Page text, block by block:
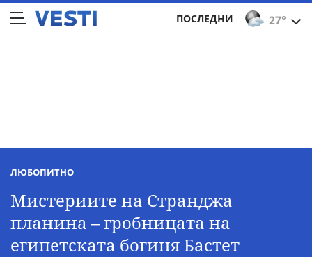
27°
ПОСЛЕДНИ
ЛЮБОПИТНО
Мистериите на Странджа
планина – гробницата на
египетската богиня Бастет